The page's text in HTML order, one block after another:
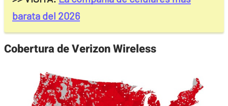
barata del 2026
Cobertura de Verizon Wireless